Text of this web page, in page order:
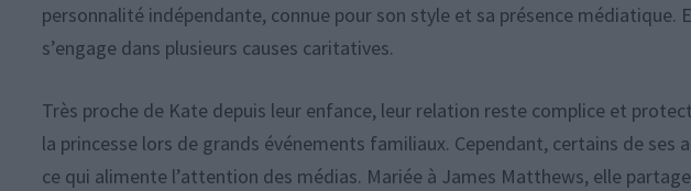
personnalité indépendante, connue pour son style et sa présence médiatique.
s’engage dans plusieurs causes caritatives.
Très proche de Kate depuis leur enfance, leur relation reste complice et
la princesse lors de grands événements familiaux. Cependant, certains de
ce qui alimente l’attention des médias. Mariée à James Matthews, elle